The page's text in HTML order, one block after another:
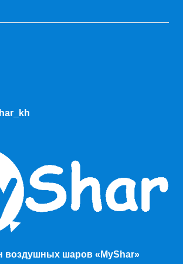
воздушных шаров «MyShar»